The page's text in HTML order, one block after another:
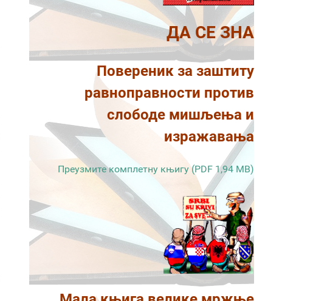
ДА СЕ ЗНА
Повереник за заштиту
равноправности против
слободе мишљења и
изражавања
Преузмите комплетну књигу (PDF 1,94 MB)